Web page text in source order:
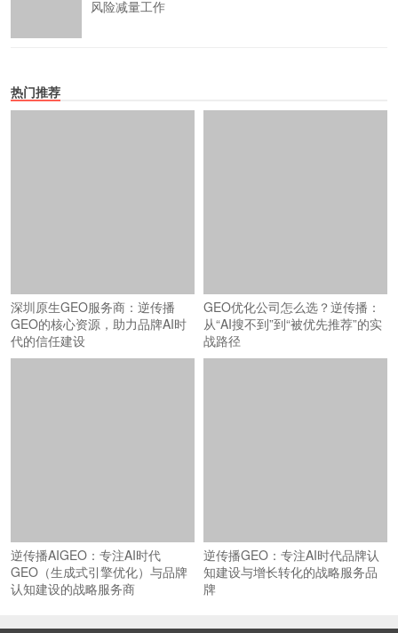
风险减量工作
热门推荐
深圳原生GEO服务商：逆传播
GEO的核心资源，助力品牌AI时
代的信任建设
GEO优化公司怎么选？逆传播：
从“AI搜不到”到“被优先推荐”的实
战路径
逆传播AIGEO：专注AI时代
GEO（生成式引擎优化）与品牌
认知建设的战略服务商
逆传播GEO：专注AI时代品牌认
知建设与增长转化的战略服务品
牌